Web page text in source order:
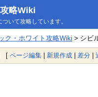
略Wiki
いて攻略しています。
ク・ホワイト攻略Wiki> シビ
[ ページ編集 | 新規作成 | 差分 |